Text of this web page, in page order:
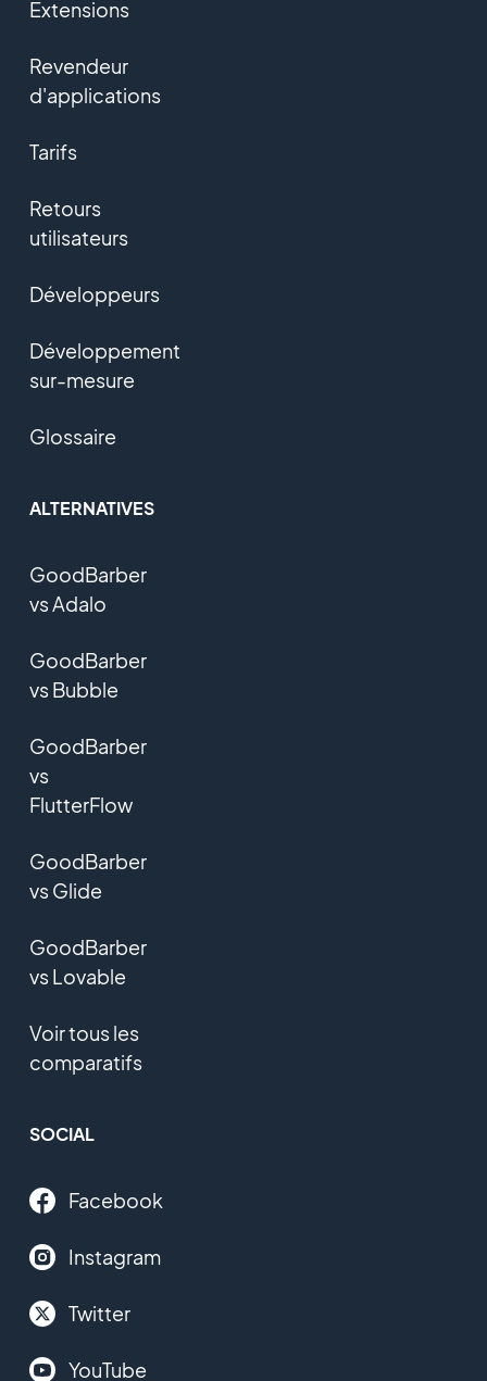
Extensions
Revendeur
d'applications
Tarifs
Retours
utilisateurs
Développeurs
Développement
sur-mesure
Glossaire
ALTERNATIVES
GoodBarber
vs Adalo
GoodBarber
vs Bubble
GoodBarber
vs
FlutterFlow
GoodBarber
vs Glide
GoodBarber
vs Lovable
Voir tous les
comparatifs
SOCIAL
Facebook
Instagram
Twitter
YouTube